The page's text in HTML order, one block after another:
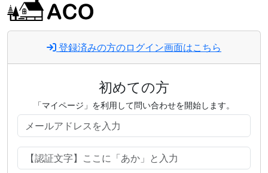
登録済みの方のログイン画面はこちら
初めての方
「マイページ」を利用して問い合わせを開始します。